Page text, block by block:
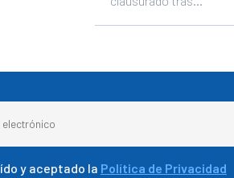
y aceptado la Política de Privacidad